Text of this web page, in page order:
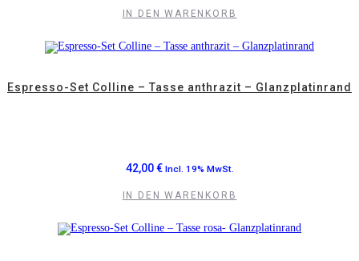
IN DEN WARENKORB
Espresso-Set Colline – Tasse anthrazit – Glanzplatinrand
42,00€ Incl. 19% MwSt.
IN DEN WARENKORB